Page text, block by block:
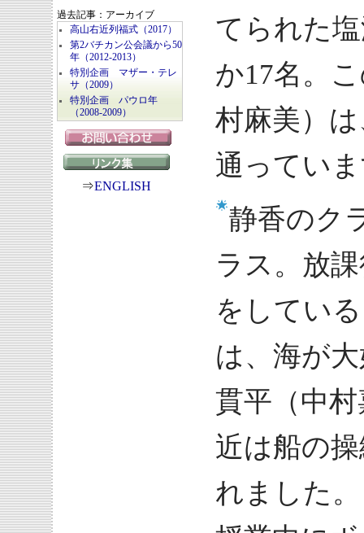
過去記事：アーカイブ
高山右近列福式（2017）
第2バチカン公会議から50
年（2012-2013）
特別企画 マザー・テレ
サ（2009）
特別企画 パウロ年
（2008-2009）
⇒ENGLISH
てられた
か17名。
村麻美）
通ってい
静香のク
ラス。放
をしてい
は、海が
貫平（中
近は船の
れました